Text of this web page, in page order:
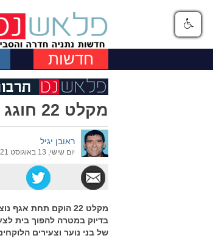
חדשות
מקלט 22 חוגג שנה להווסדו באירוע שיא מרגש
ראובן יגיל
יום שישי, 13 באוגוסט 2021, 05:46
מקלט 22 הוקם תחת
בדיוק במטרה להפוך בית
של בני נוער וצעירים